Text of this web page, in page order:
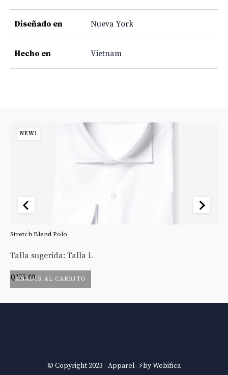
Diseñado en Nueva York
Hecho en Vietnam
NEW!
AÑADIR AL CARRITO
Stretch Blend Polo
Talla sugerida: Talla L
Q175.00
© Copyright 2023 - Apparel- ⚡by Webifica